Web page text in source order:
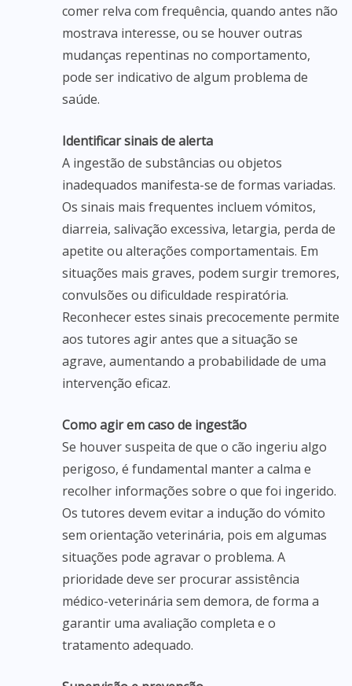
comer relva com frequência, quando antes não
mostrava interesse, ou se houver outras
mudanças repentinas no comportamento,
pode ser indicativo de algum problema de
saúde.
Identificar sinais de alerta
A ingestão de substâncias ou objetos
inadequados manifesta-se de formas variadas.
Os sinais mais frequentes incluem vómitos,
diarreia, salivação excessiva, letargia, perda de
apetite ou alterações comportamentais. Em
situações mais graves, podem surgir tremores,
convulsões ou dificuldade respiratória.
Reconhecer estes sinais precocemente permite
aos tutores agir antes que a situação se
agrave, aumentando a probabilidade de uma
intervenção eficaz.
Como agir em caso de ingestão
Se houver suspeita de que o cão ingeriu algo
perigoso, é fundamental manter a calma e
recolher informações sobre o que foi ingerido.
Os tutores devem evitar a indução do vómito
sem orientação veterinária, pois em algumas
situações pode agravar o problema. A
prioridade deve ser procurar assistência
médico-veterinária sem demora, de forma a
garantir uma avaliação completa e o
tratamento adequado.